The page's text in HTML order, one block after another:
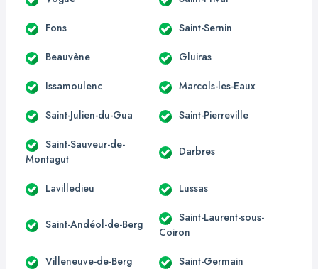
Fons Saint-Sernin
Beauvène Gluiras
Issamoulenc Marcols-les-Eaux
Saint-Julien-du-Gua Saint-Pierreville
Saint-Sauveur-de-
Montagut
Darbres
Lavilledieu Lussas
Saint-Andéol-de-Berg
Saint-Laurent-sous-
Coiron
Villeneuve-de-Berg Saint-Germain